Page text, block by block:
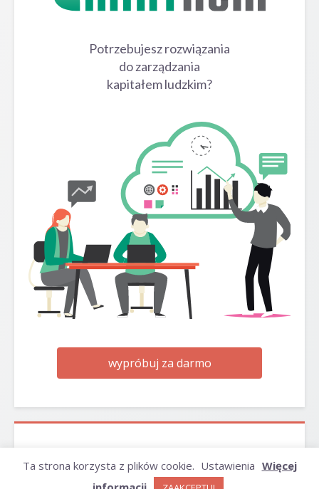
Potrzebujesz rozwiązania
do zarządzania
kapitałem ludzkim?
wypróbuj za darmo
Ta strona korzysta z plików cookie. Ustawienia Więcej